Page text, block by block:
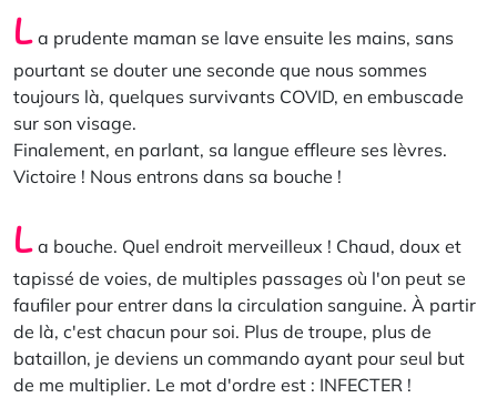
L a prudente maman se lave ensuite les mains, sans
pourtant se douter une seconde que nous sommes
toujours là, quelques survivants COVID, en embuscade
sur son visage.
Finalement, en parlant, sa langue effleure ses lèvres.
Victoire ! Nous entrons dans sa bouche !
L a bouche. Quel endroit merveilleux ! Chaud, doux et
tapissé de voies, de multiples passages où l'on peut se
faufiler pour entrer dans la circulation sanguine. À partir
de là, c'est chacun pour soi. Plus de troupe, plus de
bataillon, je deviens un commando ayant pour seul but
de me multiplier. Le mot d'ordre est : INFECTER !